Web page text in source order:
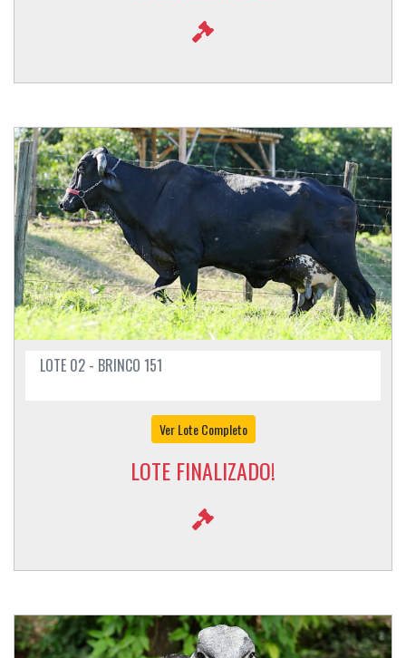
LOTE 02 - BRINCO 151
Ver Lote Completo
LOTE FINALIZADO!